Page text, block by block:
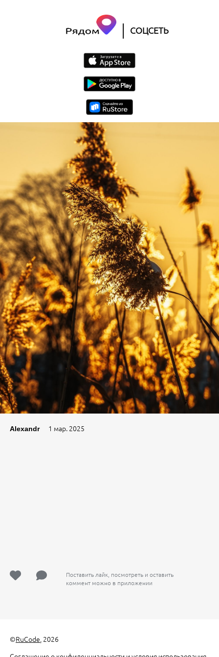
| СОЦСЕТЬ
Alexandr1 мар. 2025
Поставить лайк, посмотреть и оставить
коммент можно в приложении
©RuCode, 2026